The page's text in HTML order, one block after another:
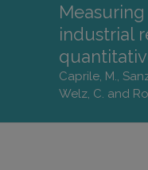
industrial
Caprile, M.,
Welz, C. and